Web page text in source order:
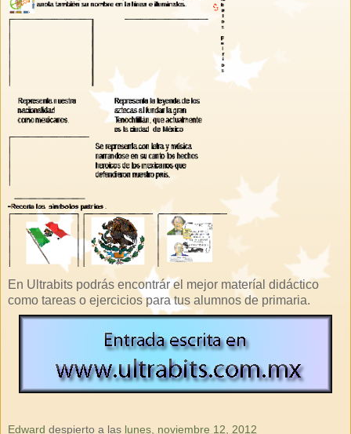
En Ultrabits podrás encontrár el mejor materíal didáctico
como tareas o ejercicios para tus alumnos de primaria.
Edward despierto a las lunes, noviembre 12, 2012